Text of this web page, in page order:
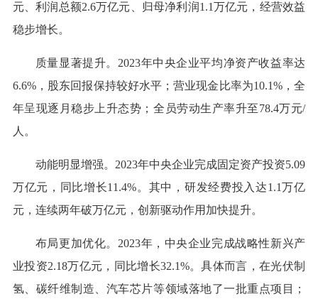
元、利润总额2.6万亿元、归母净利润1.1万亿元，经营效益
稳步增长。
质量显著提升。2023年中央企业平均净资产收益率达
6.6%，股东回报保持较好水平；营业现金比率为10.1%，全
年呈现逐月稳步上升态势；全员劳动生产率升至78.4万元/
人。
动能明显增强。2023年中央企业完成固定资产投资5.09
万亿元，同比增长11.4%。其中，研发经费投入达1.1万亿
元，连续两年破万亿元，创新驱动作用加快提升。
布局更加优化。2023年，中央企业完成战略性新兴产
业投资2.18万亿元，同比增长32.1%。具体而言，在光伏制
氢、碳纤维制造、汽车芯片等领域落地了一批重点项目；